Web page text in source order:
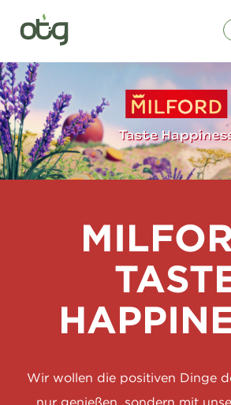
Wir wollen die positiven Dinge